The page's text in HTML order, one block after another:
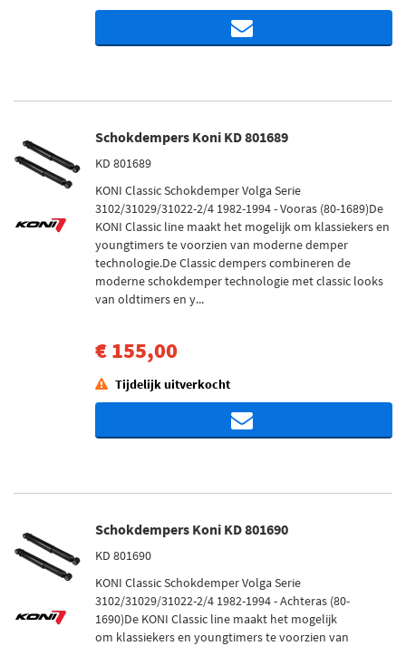
Schokdempers Koni KD 801689
KD 801689
KONI Classic Schokdemper Volga Serie
3102/31029/31022-2/4 1982-1994 - Vooras (80-1689)De
KONI Classic line maakt het mogelijk om klassiekers en
youngtimers te voorzien van moderne demper
technologie.De Classic dempers combineren de
moderne schokdemper technologie met classic looks
van oldtimers en y...
€ 155,00
Tijdelijk uitverkocht
Schokdempers Koni KD 801690
KD 801690
KONI Classic Schokdemper Volga Serie
3102/31029/31022-2/4 1982-1994 - Achteras (80-
1690)De KONI Classic line maakt het mogelijk
om klassiekers en youngtimers te voorzien van